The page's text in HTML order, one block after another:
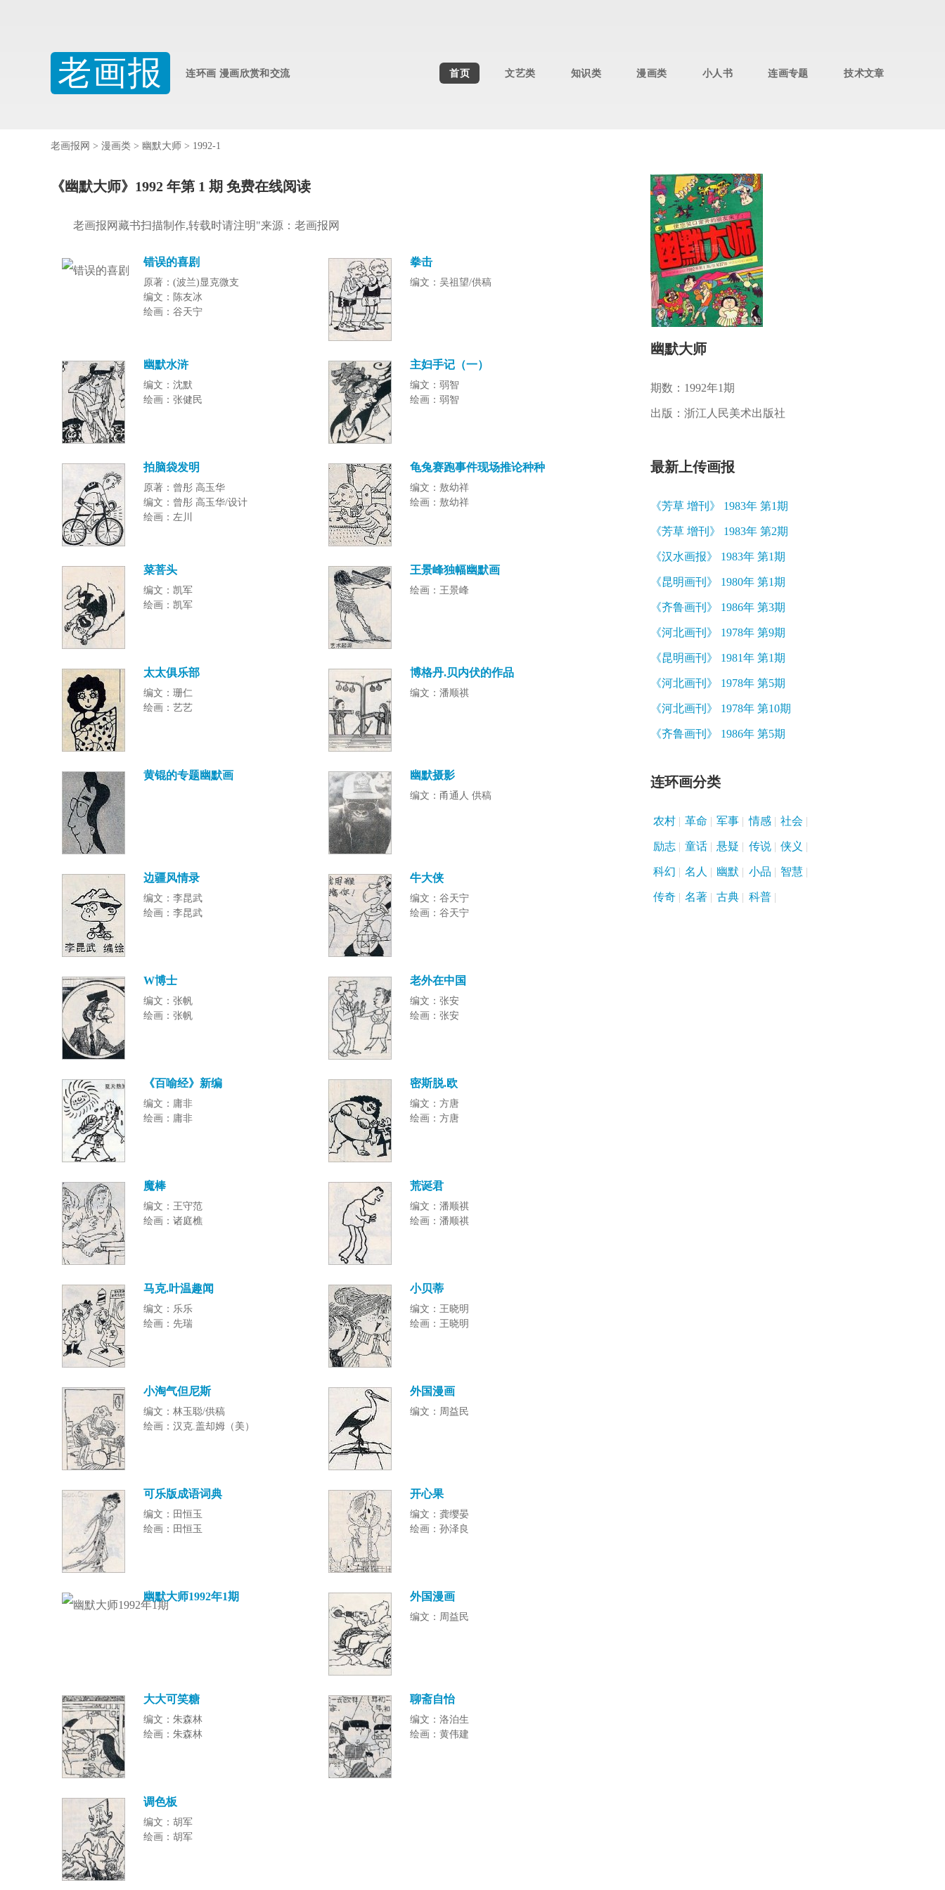
老画报 连环画 漫画欣赏和交流 首页 文艺类 知识类 漫画类 小人书 连画专题 技术文章
老画报网 > 漫画类 > 幽默大师 > 1992-1
《幽默大师》1992 年第 1 期 免费在线阅读
老画报网藏书扫描制作,转载时请注明"来源：老画报网
错误的喜剧
原著：(波兰)显克微支
编文：陈友冰
绘画：谷天宁
拳击
编文：吴祖望/供稿
幽默水浒
编文：沈默
绘画：张健民
主妇手记（一）
编文：弱智
绘画：弱智
拍脑袋发明
原著：曾彤 高玉华
编文：曾彤 高玉华/设计
绘画：左川
龟兔赛跑事件现场推论种种
编文：敖幼祥
绘画：敖幼祥
菜菩头
编文：凯军
绘画：凯军
王景峰独幅幽默画
绘画：王景峰
太太俱乐部
编文：珊仁
绘画：艺艺
博格丹.贝内伏的作品
编文：潘顺祺
黄锟的专题幽默画 幽默摄影
编文：甬通人 供稿
边疆风情录
编文：李昆武
绘画：李昆武
牛大侠
编文：谷天宁
绘画：谷天宁
W博士
编文：张帆
绘画：张帆
老外在中国
编文：张安
绘画：张安
《百喻经》新编
编文：庸非
绘画：庸非
密斯脱.欧
编文：方唐
绘画：方唐
魔棒
编文：王守范
绘画：诸庭樵
荒诞君
编文：潘顺祺
绘画：潘顺祺
马克.叶温趣闻
编文：乐乐
绘画：先瑞
小贝蒂
编文：王晓明
绘画：王晓明
小淘气但尼斯
编文：林玉聪/供稿
绘画：汉克.盖却姆（美）
外国漫画
编文：周益民
可乐版成语词典
编文：田恒玉
绘画：田恒玉
开心果
编文：龚缨晏
绘画：孙泽良
幽默大师1992年1期 外国漫画
编文：周益民
大大可笑糖
编文：朱森林
绘画：朱森林
聊斋自怡
编文：洛泊生
绘画：黄伟建
调色板
编文：胡军
绘画：胡军
幽默大师
期数：1992年1期
出版：浙江人民美术出版社
最新上传画报
《芳草 增刊》 1983年 第1期
《芳草 增刊》 1983年 第2期
《汉水画报》 1983年 第1期
《昆明画刊》 1980年 第1期
《齐鲁画刊》 1986年 第3期
《河北画刊》 1978年 第9期
《昆明画刊》 1981年 第1期
《河北画刊》 1978年 第5期
《河北画刊》 1978年 第10期
《齐鲁画刊》 1986年 第5期
连环画分类
农村 革命 军事 情感 社会
励志 童话 悬疑 传说 侠义
科幻 名人 幽默 小品 智慧
传奇 名著 古典 科普